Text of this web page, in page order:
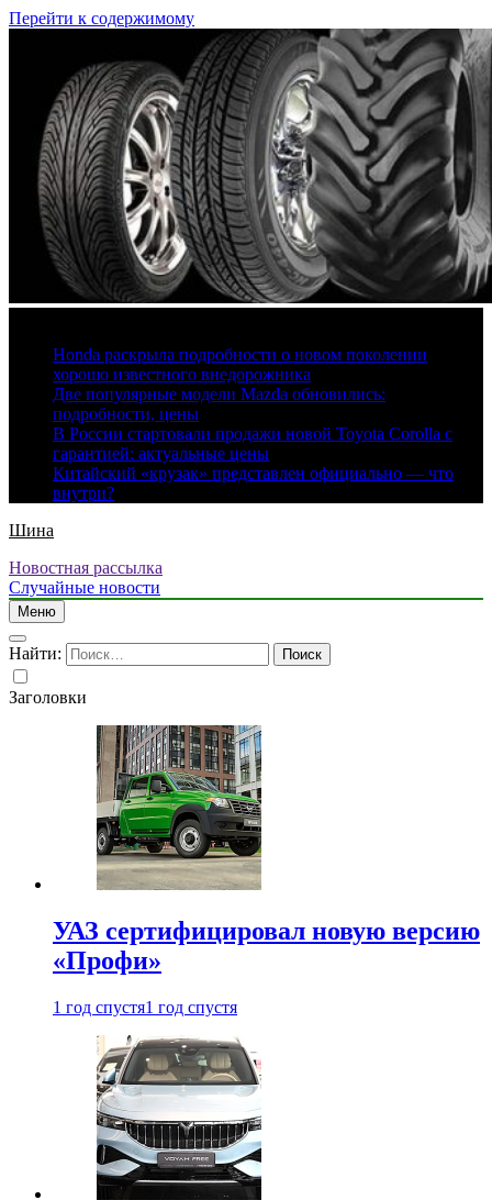
Перейти к содержимому
Honda раскрыла подробности о новом поколении
хорошо известного внедорожника
Две популярные модели Mazda обновились:
подробности, цены
В России стартовали продажи новой Toyota Corolla с
гарантией: актуальные цены
Китайский «крузак» представлен официально — что
внутри?
Шина
Новостная рассылка
Случайные новости
Меню
Найти:
Заголовки
УАЗ сертифицировал новую версию
«Профи»
1 год спустя1 год спустя